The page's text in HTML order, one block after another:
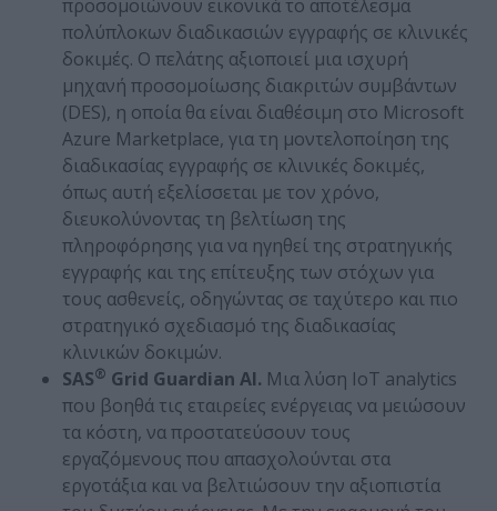
προσομοιώνουν εικονικά το αποτέλεσμα
πολύπλοκων διαδικασιών εγγραφής σε κλινικές
δοκιμές. Ο πελάτης αξιοποιεί μια ισχυρή
μηχανή προσομοίωσης διακριτών συμβάντων
(DES), η οποία θα είναι διαθέσιμη στο Microsoft
Azure Marketplace, για τη μοντελοποίηση της
διαδικασίας εγγραφής σε κλινικές δοκιμές,
όπως αυτή εξελίσσεται με τον χρόνο,
διευκολύνοντας τη βελτίωση της
πληροφόρησης για να ηγηθεί της στρατηγικής
εγγραφής και της επίτευξης των στόχων για
τους ασθενείς, οδηγώντας σε ταχύτερο και πιο
στρατηγικό σχεδιασμό της διαδικασίας
κλινικών δοκιμών.
SAS® Grid Guardian AI. Μια λύση IoT analytics
που βοηθά τις εταιρείες ενέργειας να μειώσουν
τα κόστη, να προστατεύσουν τους
εργαζόμενους που απασχολούνται στα
εργοτάξια και να βελτιώσουν την αξιοπιστία